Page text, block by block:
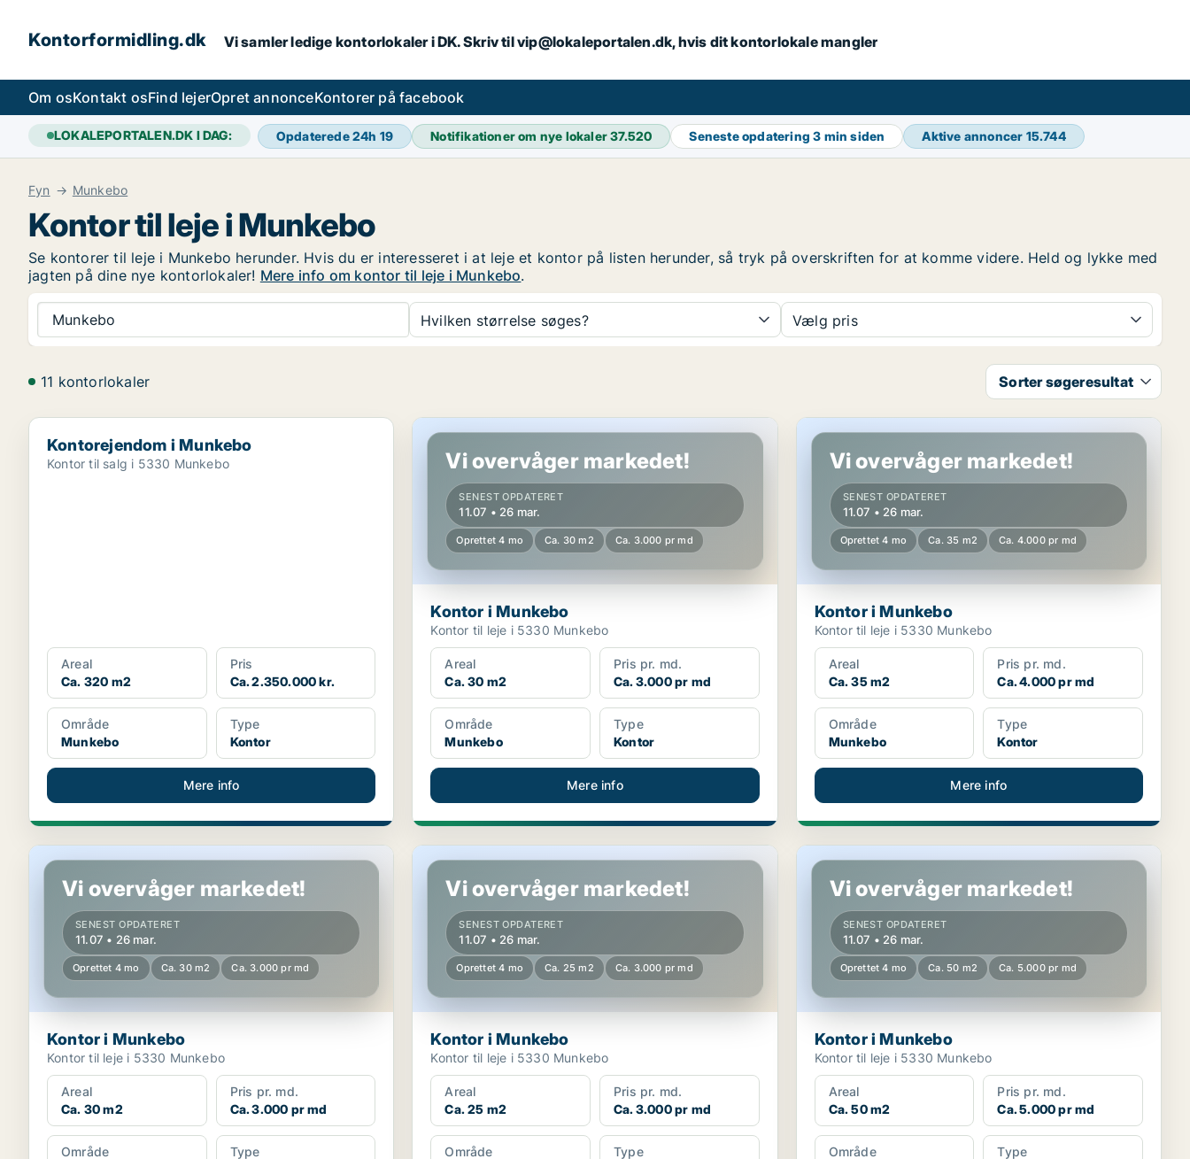
Kontorformidling.dk Vi samler ledige kontorlokaler i DK. Skriv til vip@lokaleportalen.dk, hvis dit kontorlokale mangler
Om osKontakt osFind lejerOpret annonceKontorer på facebook
LOKALEPORTALEN.DK I DAG: Opdaterede 24h 19 Notifikationer om nye lokaler37.520 Seneste opdatering3 min siden Aktive annoncer 15.744
Fyn Munkebo
Kontor til leje i Munkebo
Se kontorer til leje i Munkebo herunder. Hvis du er interesseret i at leje et kontor på listen herunder, så tryk på overskriften for at komme videre. Held og lykke med
jagten på dine nye kontorlokaler! Mere info om kontor til leje i Munkebo.
Munkebo Hvilken størrelse søges? Vælg pris
11 kontorlokaler Sorter søgeresultat
Kontorejendom i Munkebo
Kontorejendom i Munkebo
Kontor til salg i 5330 Munkebo
Areal
Ca. 320 m2
Pris
Ca. 2.350.000 kr.
Område
Munkebo
Type
Kontor
Mere info
Kontor i Munkebo
Vi overvåger markedet!
SENEST OPDATERET
11.07 • 26 mar.
Oprettet 4 mo Ca. 30 m2 Ca. 3.000 pr md
Kontor i Munkebo
Kontor til leje i 5330 Munkebo
Areal
Ca. 30 m2
Pris pr. md.
Ca. 3.000 pr md
Område
Munkebo
Type
Kontor
Mere info
Kontor i Munkebo
Vi overvåger markedet!
SENEST OPDATERET
11.07 • 26 mar.
Oprettet 4 mo Ca. 35 m2 Ca. 4.000 pr md
Kontor i Munkebo
Kontor til leje i 5330 Munkebo
Areal
Ca. 35 m2
Pris pr. md.
Ca. 4.000 pr md
Område
Munkebo
Type
Kontor
Mere info
Kontor i Munkebo
Vi overvåger markedet!
SENEST OPDATERET
11.07 • 26 mar.
Oprettet 4 mo Ca. 30 m2 Ca. 3.000 pr md
Kontor i Munkebo
Kontor til leje i 5330 Munkebo
Areal
Ca. 30 m2
Pris pr. md.
Ca. 3.000 pr md
Område
Type
Kontor i Munkebo
Vi overvåger markedet!
SENEST OPDATERET
11.07 • 26 mar.
Oprettet 4 mo Ca. 25 m2 Ca. 3.000 pr md
Kontor i Munkebo
Kontor til leje i 5330 Munkebo
Areal
Ca. 25 m2
Pris pr. md.
Ca. 3.000 pr md
Område
Type
Kontor i Munkebo
Vi overvåger markedet!
SENEST OPDATERET
11.07 • 26 mar.
Oprettet 4 mo Ca. 50 m2 Ca. 5.000 pr md
Kontor i Munkebo
Kontor til leje i 5330 Munkebo
Areal
Ca. 50 m2
Pris pr. md.
Ca. 5.000 pr md
Område
Type